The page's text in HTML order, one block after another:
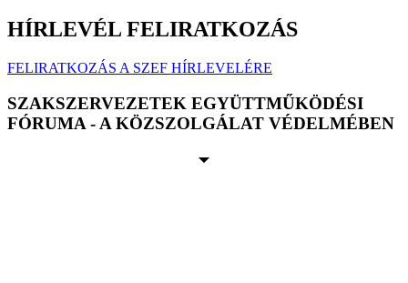
HÍRLEVÉL FELIRATKOZÁS
FELIRATKOZÁS A SZEF HÍRLEVELÉRE
SZAKSZERVEZETEK EGYÜTTMŰKÖDÉSI
FÓRUMA - A KÖZSZOLGÁLAT VÉDELMÉBEN